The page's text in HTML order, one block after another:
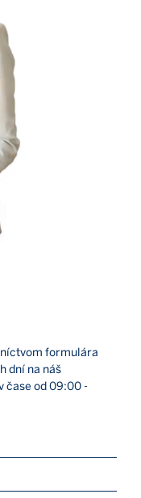
formulára
dní na náš
čase od 09:00 -